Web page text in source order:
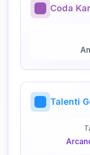
Coda
Talenti